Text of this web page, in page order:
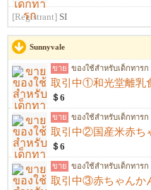
[Registrant] SI
Sunnyvale
ขาย ของใช้สำหรับเด็กทารก
取引中①和光堂離乳
＄6
ขาย ของใช้สำหรับเด็กทารก
取引中②国産米赤ち
＄6
ขาย ของใช้สำหรับเด็กทารก